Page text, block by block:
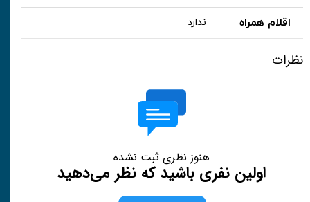
اقلام همراه ندارد
نظرات
هنوز نظری ثبت نشده
اولین نفری باشید که نظر می‌دهید